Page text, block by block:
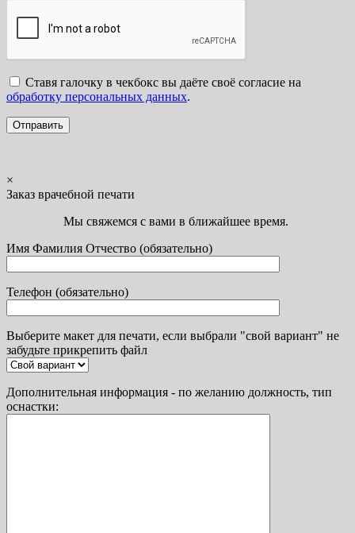
Ставя галочку в чекбокс вы даёте своё согласие на
обработку персональных данных.
×
Заказ врачебной печати
Мы свяжемся с вами в ближайшее время.
Имя Фамилия Отчество (обязательно)
Телефон (обязательно)
Выберите макет для печати, если выбрали "свой вариант" не
забудьте прикрепить файл
Дополнительная информация - по желанию должность, тип
оснастки: